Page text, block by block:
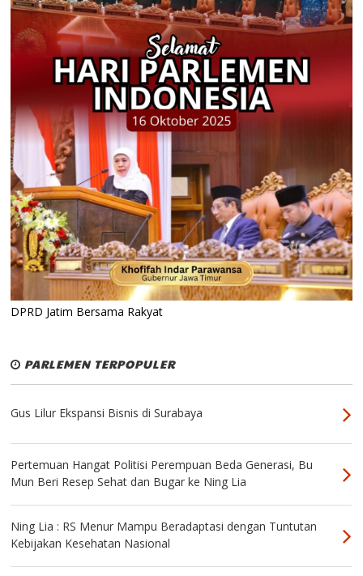
DPRD Jatim Bersama Rakyat
PARLEMEN TERPOPULER
Gus Lilur Ekspansi Bisnis di Surabaya
Pertemuan Hangat Politisi Perempuan Beda Generasi, Bu
Mun Beri Resep Sehat dan Bugar ke Ning Lia
Ning Lia : RS Menur Mampu Beradaptasi dengan Tuntutan
Kebijakan Kesehatan Nasional